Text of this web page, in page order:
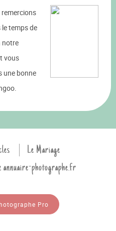
temps de
notre
vous
une bonne
Le Mariage
photographe.fr
Pro